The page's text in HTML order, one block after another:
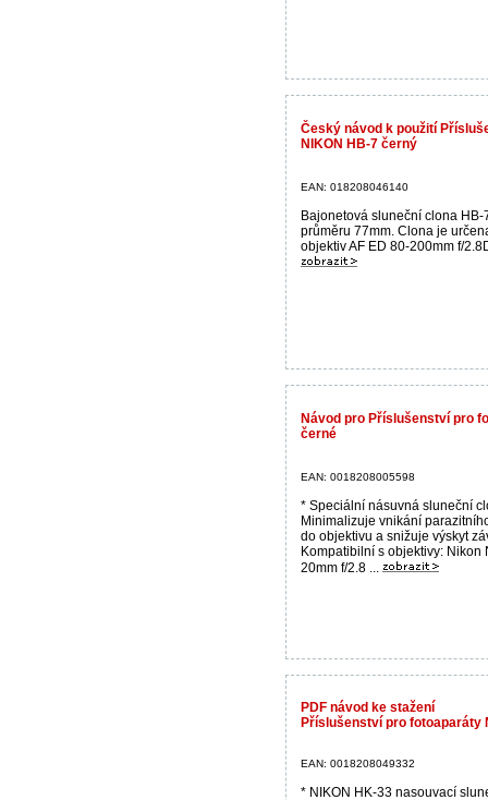
Český návod k použití
NIKON HB-7 černý
EAN: 018208046140
Bajonetová sluneční clona HB-
průměru 77mm. Clona je
objektiv AF ED 80-200mm f/
Návod pro Příslušenství pro
černé
EAN: 0018208005598
* Speciální násuvná sluneční
Minimalizuje vnikání
do objektivu a snižuje výskyt
Kompatibilní s objektivy: Nikon
20mm f/2.8 ...
PDF návod ke stažení
Příslušenství pro fotoaparáty
EAN: 0018208049332
* NIKON HK-33 nasouvací